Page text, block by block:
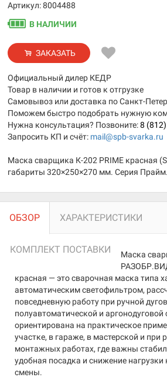
Артикул: 8004488
В НАЛИЧИИ
ЗАКАЗАТЬ
Официальный дилер КЕДР
Товар в наличии и готов к отгрузке
Самовывоз или доставка по Санкт-
Поможем быстро подобрать нужную
Нужна консультация? Позвоните:8
Запросить КП и счёт: mail@spb-svarka.ru
Маска сварщика К-202 PRIME красная
габариты 320×250×270 мм. Серия
ОБЗОР ХАРАКТЕРИСТИКИ
КОМПЛЕКТ ПОСТАВКИ
Маска
красная — это сварочная маска типа
автоматическим светофильтром,
повседневную работу при ручной
полуавтоматической и
ориентирована на практическое
участке, в гараже, в мастерской и при
монтажных работах, где важны
удобная посадка и снижение нагрузки
смены.